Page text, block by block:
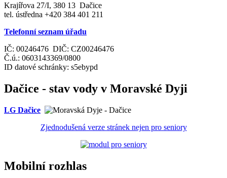
Krajířova 27/I, 380 13 Dačice
tel. ústředna +420 384 401 211
Telefonní seznam úřadu
IČ: 00246476 DIČ: CZ00246476
Č.ú.: 0603143369/0800
ID datové schránky: s5ebypd
Dačice - stav vody v Moravské Dyji
LG Dačice
Zjednodušená verze stránek nejen pro seniory
Mobilní rozhlas